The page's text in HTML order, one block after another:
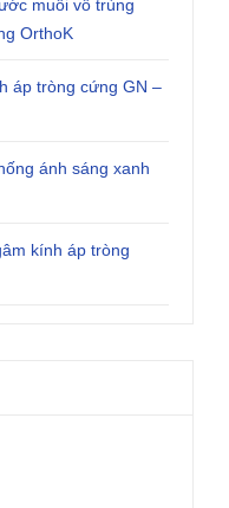
muối vô trùng
OrthoK
áp tròng cứng GN –
ánh sáng xanh
kính áp tròng